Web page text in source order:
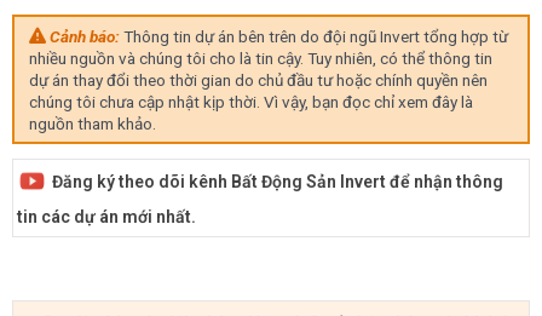
Cảnh báo:Thông tin dự án bên trên do đội ngũ Invert tổng hợp từ
nhiều nguồn và chúng tôi cho là tin cậy. Tuy nhiên, có thể thông tin
dự án thay đổi theo thời gian do chủ đầu tư hoặc chính quyền nên
chúng tôi chưa cập nhật kịp thời. Vì vậy, bạn đọc chỉ xem đây là
nguồn tham khảo.
Đăng ký theo dõi kênh Bất Động Sản Invert để nhận thông
tin các dự án mới nhất.